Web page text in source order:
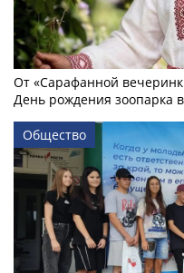
От «Сарафанной
День рождения зоопарка
Общество